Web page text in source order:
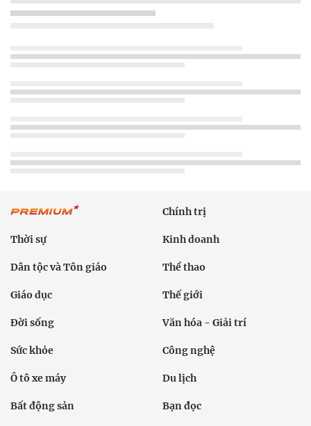
Chính trị
Thời sự Kinh doanh
Dân tộc và Tôn giáo Thể thao
Giáo dục Thế giới
Đời sống Văn hóa - Giải trí
Sức khỏe Công nghệ
Ô tô xe máy Du lịch
Bất động sản Bạn đọc